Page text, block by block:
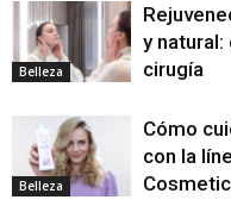
Belleza
y
cirugía
Belleza
Cómo
con la